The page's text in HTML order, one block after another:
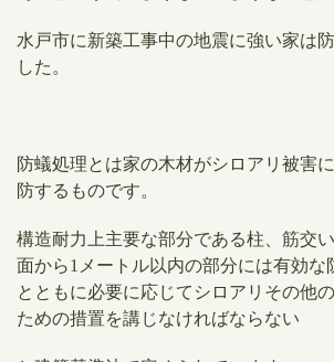
水戸市に新築工事中の地震に強い家は
した。
防蟻処理とは家の木材がシロアリ被害
防するものです。
構造耐力上主要な部分である柱、筋交
面から1メートル以内の部分には有効な
とともに必要に応じてシロアリその他
ための措置を講じなければならない